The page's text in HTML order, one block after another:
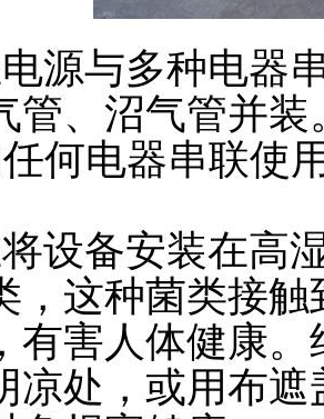
源与多种电器
管、沼气管并
何电器串联使
设备安装在高
，这种菌类接
有害人体健康
凉处，或用布